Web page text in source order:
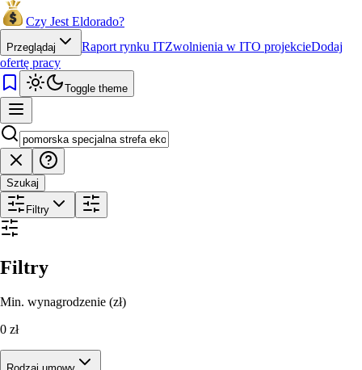
Czy Jest Eldorado?
Przeglądaj Raport rynku ITZwolnienia w ITO projekcieDodaj
ofertę pracy
Toggle theme
Szukaj
Filtry
Filtry
Min. wynagrodzenie (zł)
0 zł